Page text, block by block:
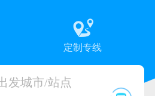
定制专线
发城市/站点